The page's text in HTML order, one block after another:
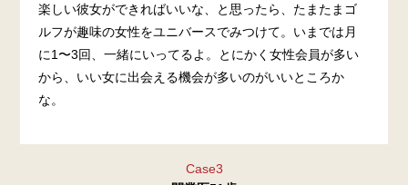
楽しい彼女ができればいいな、と思ったら、たまたまゴ
ルフが趣味の女性をユニバースでみつけて。いまでは月
に1〜3回、一緒にいってるよ。とにかく女性会員が多い
から、いい女に出会える機会が多いのがいいところか
な。
Case3